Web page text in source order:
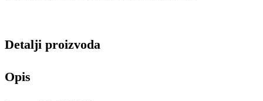
Detalji proizvoda
Opis